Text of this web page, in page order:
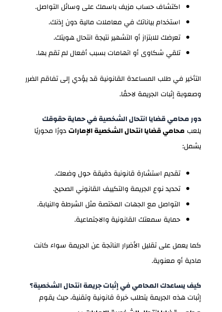
اكتشاف حساب مزيف باسمك على وسائل التواصل.
استخدام بياناتك في معاملات مالية دون إذنك.
تعرضك للابتزاز أو التشهير نتيجة انتحال هويتك.
تلقي شكاوى أو اتهامات بسبب أفعال لم تقم بها.
التأخير في طلب المساعدة القانونية قد يؤدي إلى تفاقم الضرر
وصعوبة إثبات الجريمة لاحقًا.
دور محامي قضايا انتحال الشخصية في حماية حقوقك
يلعب محامي قضايا انتحال الشخصية الإماراتدورًا محوريًا
يشمل:
تقديم استشارة قانونية دقيقة حول وضعك.
تحديد نوع الجريمة والتكييف القانوني الصحيح.
التواصل مع الجهات المختصة مثل الشرطة والنيابة.
حماية سمعتك القانونية والاجتماعية.
كما يعمل على تقليل الأضرار الناتجة عن الجريمة سواء كانت
مادية أو معنوية.
كيف يساعدك المحامي في إثبات جريمة انتحال الشخصية؟
إثبات هذه الجريمة يتطلب خبرة قانونية وتقنية، حيث يقوم